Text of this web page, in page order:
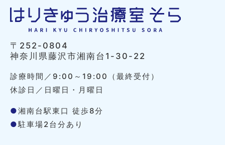
〒252-0804
神奈川県藤沢市湘南台1-30-22
診療時間／9:00～19:00（最終受付）
休診日／日曜日・月曜日
●湘南台駅東口 徒歩8分
●駐車場2台分あり